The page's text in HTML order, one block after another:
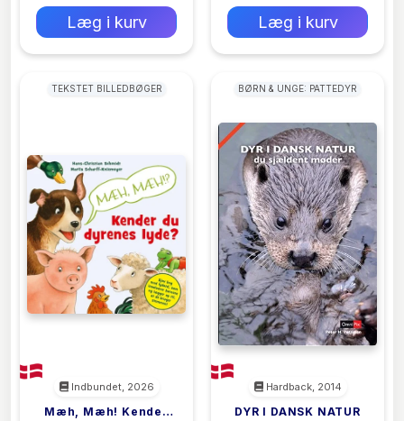
Læg i kurv Læg i kurv
TEKSTET BILLEDBØGER
Indbundet, 2026
Mæh, Mæh! Kender
BØRN & UNGE: PATTEDYR
Hardback, 2014
DYR I DANSK NATUR